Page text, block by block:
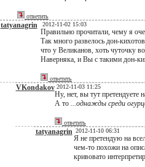
ответить
tatyanagrin 2012-11-02 15:03
Правильно прочитали, чему я
Так много развелось дон-
что у Великанов, хоть чуточку
Наверняка, и Вы с такими дон-
ответить
VKondakov 2012-11-03 11:25
Ну, нет, вы тут претендуете
А то ...однажды среди
ответить
tatyanagrin 2012-11-10 06:31
Я не претендую на
чем-то похожи на
кривовато